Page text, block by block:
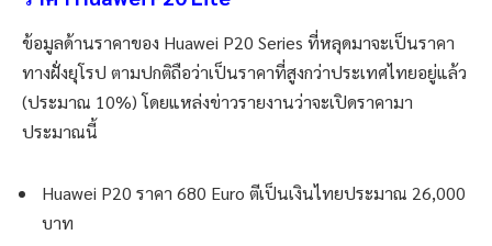
ข้อมูลด้านราคาของ Huawei P20 Series ที่หลุดมาจะเป็นราคา
ทางฝั่งยุโรป ตามปกติถือว่าเป็นราคาที่สูงกว่าประเทศไทยอยู่แล้ว
(ประมาณ 10%) โดยแหล่งข่าวรายงานว่าจะเปิดราคามา
ประมาณนี้
Huawei P20 ราคา 680 Euro ตีเป็นเงินไทยประมาณ 26,000
บาท